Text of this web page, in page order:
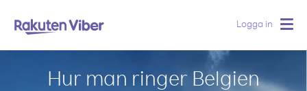
Logga in
Hur man ringer Belgien